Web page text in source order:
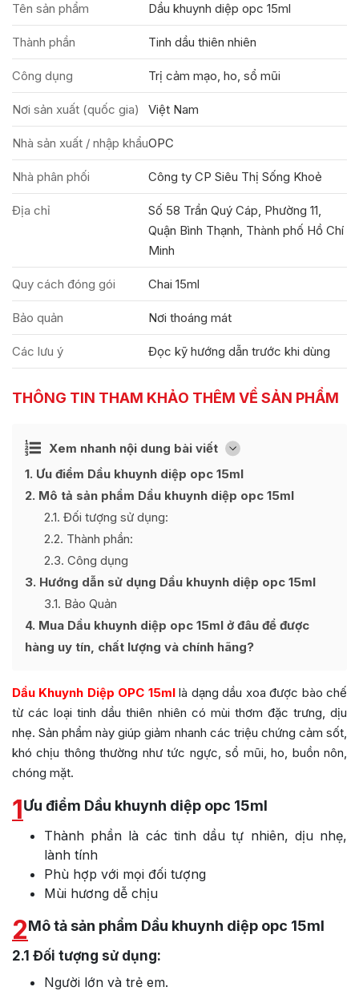
Tên sản phẩm Dầu khuynh diệp opc 15ml
Thành phần Tinh dầu thiên nhiên
Công dụng Trị cảm mạo, ho, sổ mũi
Nơi sản xuất (quốc gia) Việt Nam
Nhà sản xuất / nhập khẩuOPC
Nhà phân phối Công ty CP Siêu Thị Sống Khoẻ
Địa chỉ
Số 58 Trần Quý Cáp, Phường 11,
Quận Bình Thạnh, Thành phố Hồ Chí
Minh
Quy cách đóng gói Chai 15ml
Bảo quản Nơi thoáng mát
Các lưu ý Đọc kỹ hướng dẫn trước khi dùng
THÔNG TIN THAM KHẢO THÊM VỀ SẢN PHẨM
Xem nhanh nội dung bài viết [
Ẩn
1 Ưu điểm Dầu khuynh diệp opc 15ml
2 Mô tả sản phẩm Dầu khuynh diệp opc 15ml
2.1 Đối tượng sử dụng:
2.2 Thành phần:
2.3 Công dụng
3 Hướng dẫn sử dụng Dầu khuynh diệp opc 15ml
3.1 Bảo Quản
4 Mua Dầu khuynh diệp opc 15ml ở đâu để được
hàng uy tín, chất lượng và chính hãng?
Dầu Khuynh Diệp OPC 15mllà dạng dầu xoa được bào chế
từ các loại tinh dầu thiên nhiên có mùi thơm đặc trưng, dịu
nhẹ. Sản phẩm này giúp giảm nhanh các triệu chứng cảm sốt,
khó chịu thông thường như tức ngực, sổ mũi, ho, buồn nôn,
chóng mặt.
1Ưu điểm Dầu khuynh diệp opc 15ml
Thành phần là các tinh dầu tự nhiên, dịu nhẹ,
lành tính
Phù hợp với mọi đối tượng
Mùi hương dễ chịu
2Mô tả sản phẩm Dầu khuynh diệp opc 15ml
2.1 Đối tượng sử dụng:
Người lớn và trẻ em.